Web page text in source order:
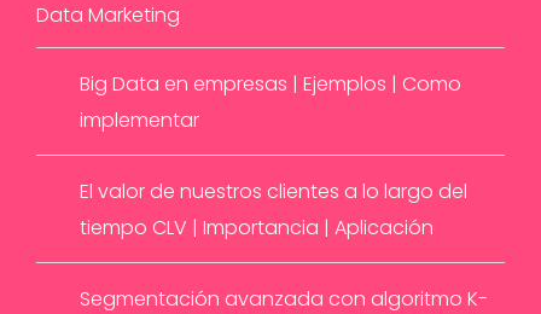
Data Marketing
Big Data en empresas | Ejemplos | Como
implementar
El valor de nuestros clientes a lo largo del
tiempo CLV | Importancia | Aplicación
Segmentación avanzada con algoritmo K-